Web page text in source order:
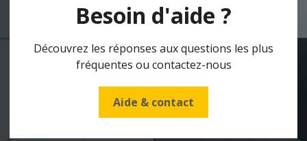
Besoin d'aide ?
Découvrez les réponses aux questions les plus
fréquentes ou contactez-nous
Aide & contact